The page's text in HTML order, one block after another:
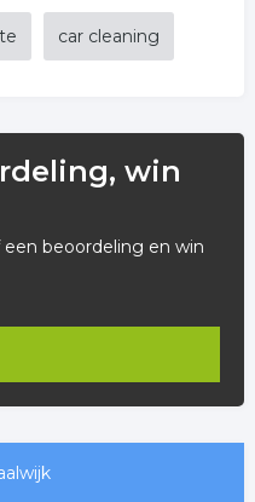
car cleaning
win
beoordeling en win